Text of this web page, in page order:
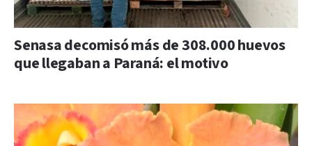
Senasa decomisó más de 308.000 huevos
que llegaban a Paraná: el motivo